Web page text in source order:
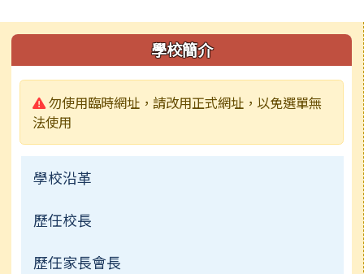
左邊區域內容 學校簡介
警告:
勿使用臨時網址，請改用正式網址，以免選單無
法使用
學校沿革
歷任校長
歷任家長會長